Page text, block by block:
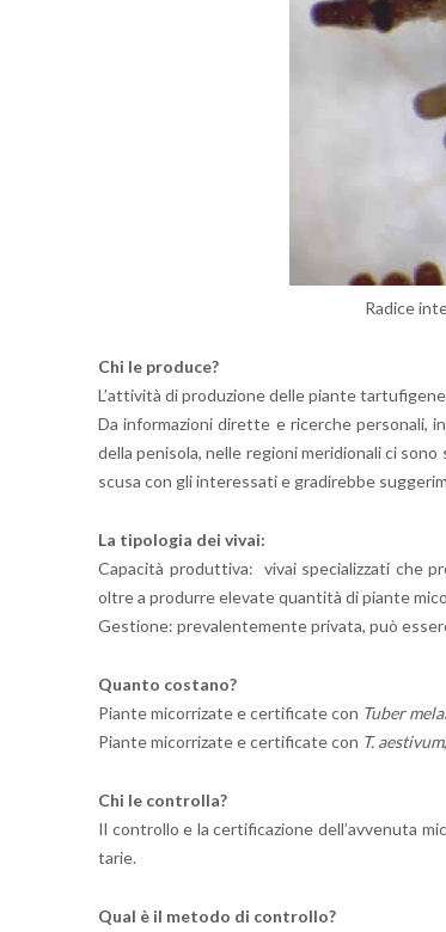
Ra­di­ce
Chi le pro­du­ce?
L’at­ti­vi­tà di pro­du­zio­ne delle pian­te
Da in­for­ma­zio­ni di­ret­te e ri­cer­che per­so­na­li,
della pe­ni­so­la, nelle re­gio­ni me­ri­dio­na­li ci
scusa con gli in­te­res­sa­ti e gra­di­reb­be
La ti­po­lo­gia dei vivai:
Ca­pa­ci­tà pro­dut­ti­va: vivai spe­cia­liz­za­ti che
oltre a pro­dur­re ele­va­te quan­ti­tà di pian­te
Ge­stio­ne: pre­va­len­te­men­te pri­va­ta, può
Quan­to co­sta­no?
Pian­te mi­cor­ri­za­te e cer­ti­fi­ca­te con Tuber
Pian­te mi­cor­ri­za­te e cer­ti­fi­ca­te con T. ae­sti­vum
Chi le con­trol­la?
Il con­trol­lo e la cer­ti­fi­ca­zio­ne del­l’av­ve­nu­ta
ta­rie.
Qual è il me­to­do di con­trol­lo?